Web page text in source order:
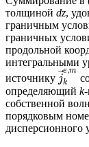
толщиной dz,
граничным
граничных
продольной
интегральными
источнику j⃗
e,m
k
определяющий k
собственной
порядковым
дисперсионного